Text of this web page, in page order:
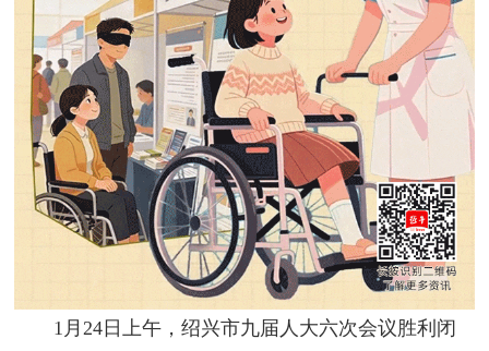
1月24日上午，绍兴市九届人大六次会议胜利闭